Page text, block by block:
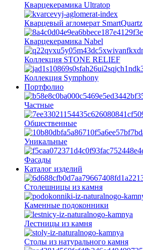
Кварцекерамика Ultratop
Кварцевый агломерат SmartQuartz
Кварцекерамика Nabel
Коллекция STONE RELIEF
Коллекция Symphony
Портфолио
Частные
Общественные
Уникальные
Фасады
Каталог изделий
Столешницы из камня
Каменные подоконники
Лестницы из камня
Столы из натурального камня